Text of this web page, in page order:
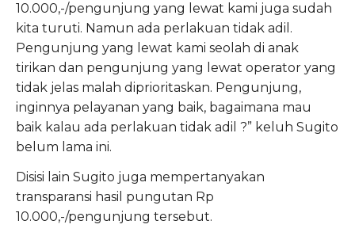
10.000,-/pengunjung yang lewat kami juga sudah
kita turuti. Namun ada perlakuan tidak adil.
Pengunjung yang lewat kami seolah di anak
tirikan dan pengunjung yang lewat operator yang
tidak jelas malah diprioritaskan. Pengunjung,
inginnya pelayanan yang baik, bagaimana mau
baik kalau ada perlakuan tidak adil ?” keluh Sugito
belum lama ini.
Disisi lain Sugito juga mempertanyakan
transparansi hasil pungutan Rp
10.000,-/pengunjung tersebut.